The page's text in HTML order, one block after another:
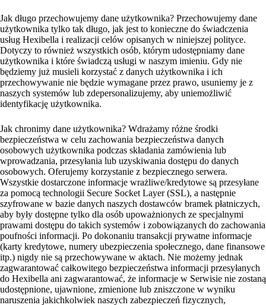
Jak długo przechowujemy dane użytkownika? Przechowujemy dane
użytkownika tylko tak długo, jak jest to konieczne do świadczenia
usług Hexibella i realizacji celów opisanych w niniejszej polityce.
Dotyczy to również wszystkich osób, którym udostępniamy dane
użytkownika i które świadczą usługi w naszym imieniu. Gdy nie
będziemy już musieli korzystać z danych użytkownika i ich
przechowywanie nie będzie wymagane przez prawo, usuniemy je z
naszych systemów lub zdepersonalizujemy, aby uniemożliwić
identyfikację użytkownika.
Jak chronimy dane użytkownika? Wdrażamy różne środki
bezpieczeństwa w celu zachowania bezpieczeństwa danych
osobowych użytkownika podczas składania zamówienia lub
wprowadzania, przesyłania lub uzyskiwania dostępu do danych
osobowych. Oferujemy korzystanie z bezpiecznego serwera.
Wszystkie dostarczone informacje wrażliwe/kredytowe są przesyłane
za pomocą technologii Secure Socket Layer (SSL), a następnie
szyfrowane w bazie danych naszych dostawców bramek płatniczych,
aby były dostępne tylko dla osób upoważnionych ze specjalnymi
prawami dostępu do takich systemów i zobowiązanych do zachowania
poufności informacji. Po dokonaniu transakcji prywatne informacje
(karty kredytowe, numery ubezpieczenia społecznego, dane finansowe
itp.) nigdy nie są przechowywane w aktach. Nie możemy jednak
zagwarantować całkowitego bezpieczeństwa informacji przesyłanych
do Hexibella ani zagwarantować, że informacje w Serwisie nie zostaną
udostępnione, ujawnione, zmienione lub zniszczone w wyniku
naruszenia jakichkolwiek naszych zabezpieczeń fizycznych,